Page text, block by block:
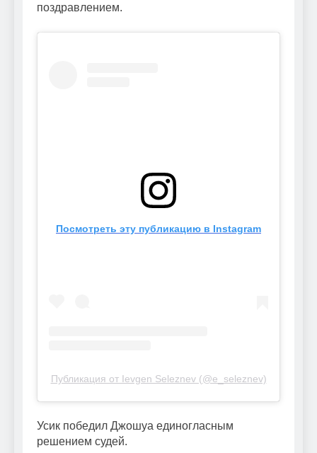
поздравлением.
Посмотреть эту публикацию в Instagram
Публикация от Ievgen Seleznev (@e_seleznev)
Усик победил Джошуа единогласным
решением судей.